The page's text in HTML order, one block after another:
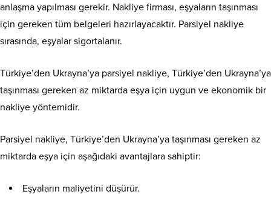
anlaşma yapılması gerekir. Nakliye firması, eşyaların taşınması
için gereken tüm belgeleri hazırlayacaktır. Parsiyel nakliye
sırasında, eşyalar sigortalanır.
Türkiye’den Ukrayna’ya parsiyel nakliye, Türkiye’den Ukrayna’ya
taşınması gereken az miktarda eşya için uygun ve ekonomik bir
nakliye yöntemidir.
Parsiyel nakliye, Türkiye’den Ukrayna’ya taşınması gereken az
miktarda eşya için aşağıdaki avantajlara sahiptir:
Eşyaların maliyetini düşürür.